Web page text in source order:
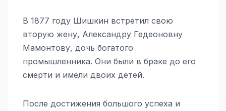
В 1877 году Шишкин встретил свою
вторую жену, Александру Гедеоновну
Мамонтову, дочь богатого
промышленника. Они были в браке до его
смерти и имели двоих детей.
После достижения большого успеха и